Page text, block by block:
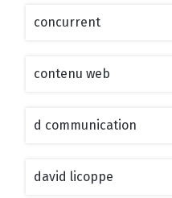
concurrent
contenu web
d communication
david licoppe